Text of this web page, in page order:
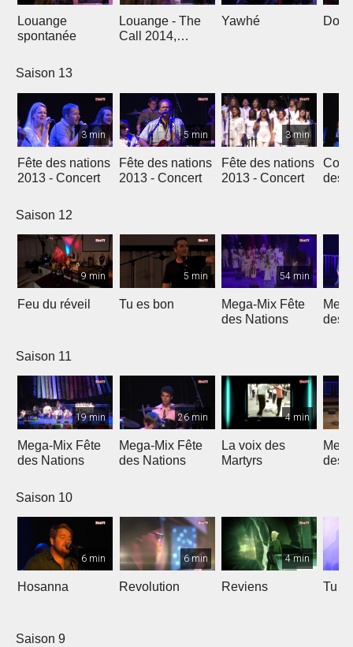
Louange
spontanée
Louange - The
Call 2014,
Yawhé
Saison 13
3 min
Fête des nations
2013 - Concert
5 min
Fête des nations
2013 - Concert
3 min
Fête des nations
2013 - Concert
des
Saison 12
9 min
Feu du réveil
5 min
Tu es bon
54 min
Mega-Mix Fête
des Nations
des
Saison 11
19 min
Mega-Mix Fête
des Nations
26 min
Mega-Mix Fête
des Nations
4 min
La voix des
Martyrs
des
Saison 10
6 min
Hosanna
6 min
Revolution
4 min
Reviens Tu
Saison 9